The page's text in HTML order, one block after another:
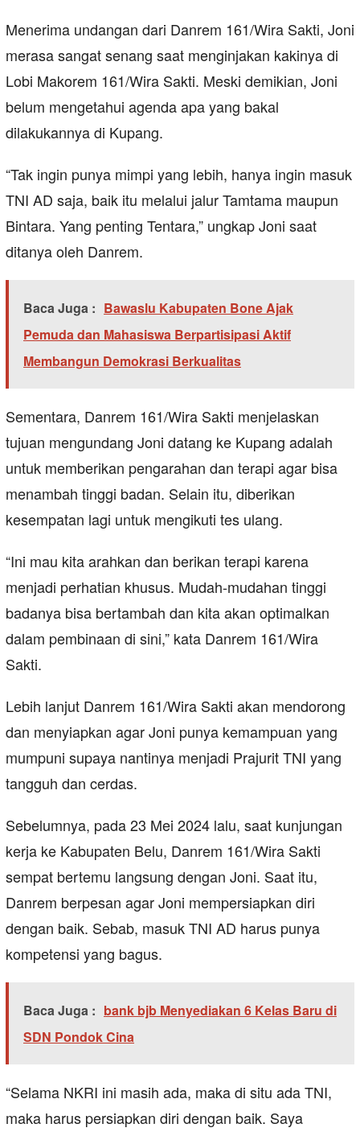
Menerima undangan dari Danrem 161/Wira Sakti, Joni
merasa sangat senang saat menginjakan kakinya di
Lobi Makorem 161/Wira Sakti. Meski demikian, Joni
belum mengetahui agenda apa yang bakal
dilakukannya di Kupang.
“Tak ingin punya mimpi yang lebih, hanya ingin masuk
TNI AD saja, baik itu melalui jalur Tamtama maupun
Bintara. Yang penting Tentara,” ungkap Joni saat
ditanya oleh Danrem.
Baca Juga : Bawaslu Kabupaten Bone Ajak
Pemuda dan Mahasiswa Berpartisipasi Aktif
Membangun Demokrasi Berkualitas
Sementara, Danrem 161/Wira Sakti menjelaskan
tujuan mengundang Joni datang ke Kupang adalah
untuk memberikan pengarahan dan terapi agar bisa
menambah tinggi badan. Selain itu, diberikan
kesempatan lagi untuk mengikuti tes ulang.
“Ini mau kita arahkan dan berikan terapi karena
menjadi perhatian khusus. Mudah-mudahan tinggi
badanya bisa bertambah dan kita akan optimalkan
dalam pembinaan di sini,” kata Danrem 161/Wira
Sakti.
Lebih lanjut Danrem 161/Wira Sakti akan mendorong
dan menyiapkan agar Joni punya kemampuan yang
mumpuni supaya nantinya menjadi Prajurit TNI yang
tangguh dan cerdas.
Sebelumnya, pada 23 Mei 2024 lalu, saat kunjungan
kerja ke Kabupaten Belu, Danrem 161/Wira Sakti
sempat bertemu langsung dengan Joni. Saat itu,
Danrem berpesan agar Joni mempersiapkan diri
dengan baik. Sebab, masuk TNI AD harus punya
kompetensi yang bagus.
Baca Juga : bank bjb Menyediakan 6 Kelas Baru di
SDN Pondok Cina
“Selama NKRI ini masih ada, maka di situ ada TNI,
maka harus persiapkan diri dengan baik. Saya